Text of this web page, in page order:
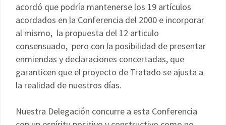
acordó que podría mantenerse los 19 artículos
acordados en la Conferencia del 2000 e incorporar
al mismo, la propuesta del 12 articulo
consensuado, pero con la posibilidad de presentar
enmiendas y declaraciones concertadas, que
garanticen que el proyecto de Tratado se ajusta a
la realidad de nuestros días.
Nuestra Delegación concurre a esta Conferencia